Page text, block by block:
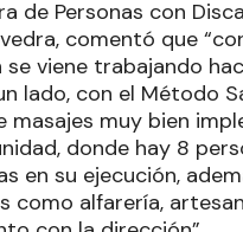
de Personas con
comentó que
se viene trabajando
lado, con el Método
masajes muy bien
donde hay 8
en su ejecución,
como alfarería,